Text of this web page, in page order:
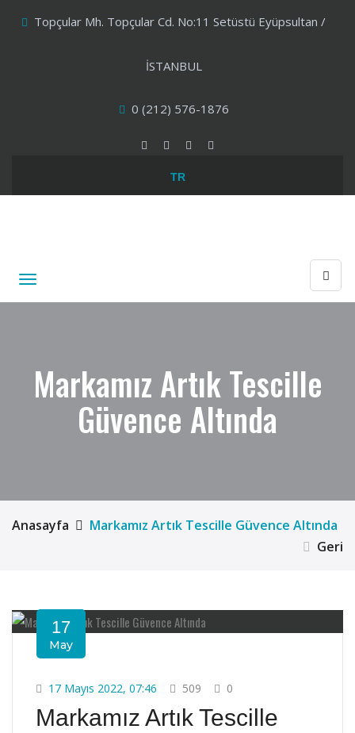
Topçular Mh. Topçular Cd. No:11 Setüstü Eyüpsultan /
İSTANBUL
0 (212) 576-1876
TR
Markamız Artık Tescille
Güvence Altında
Anasayfa
Markamız Artık Tescille Güvence Altında
Geri
17
May
17 Mayıs 2022, 07:46 509 0
Markamız Artık Tescille